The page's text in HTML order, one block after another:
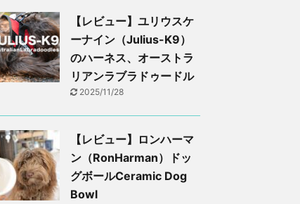
【レビュー】ユリウスケ
ーナイン（Julius-K9）
のハーネス、オーストラ
リアンラブラドゥードル
2025/11/28
【レビュー】ロンハーマ
ン（RonHarman）ドッ
グボールCeramic Dog
Bowl